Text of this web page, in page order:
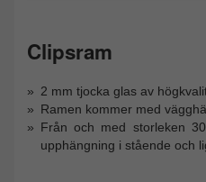
Clipsram
2 mm tjocka glas av
Ramen kommer med
Från och med storleken
upphängning i stående och